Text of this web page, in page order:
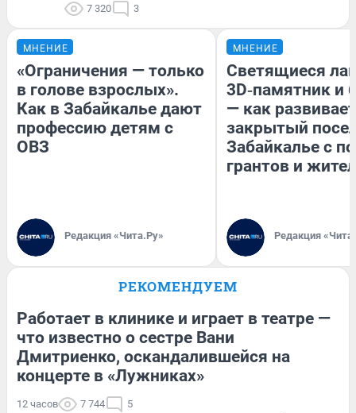
7 320 3
МНЕНИЕ
«Ограничения — только
в голове взрослых».
Как в Забайкалье дают
профессию детям с
ОВЗ
Редакция «Чита.Ру»
МНЕНИЕ
Светящиеся
3D‑памятник и
— как
закрытый
Забайкалье с
грантов и
Редакция
РЕКОМЕНДУЕМ
Работает в клинике и играет в театре —
что известно о сестре Вани
Дмитриенко, оскандалившейся на
концерте в «Лужниках»
12 часов 7 744 5